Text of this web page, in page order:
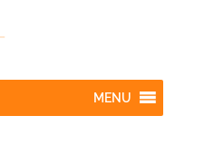
MENU